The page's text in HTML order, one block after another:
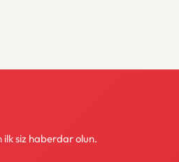
ilk siz haberdar olun.